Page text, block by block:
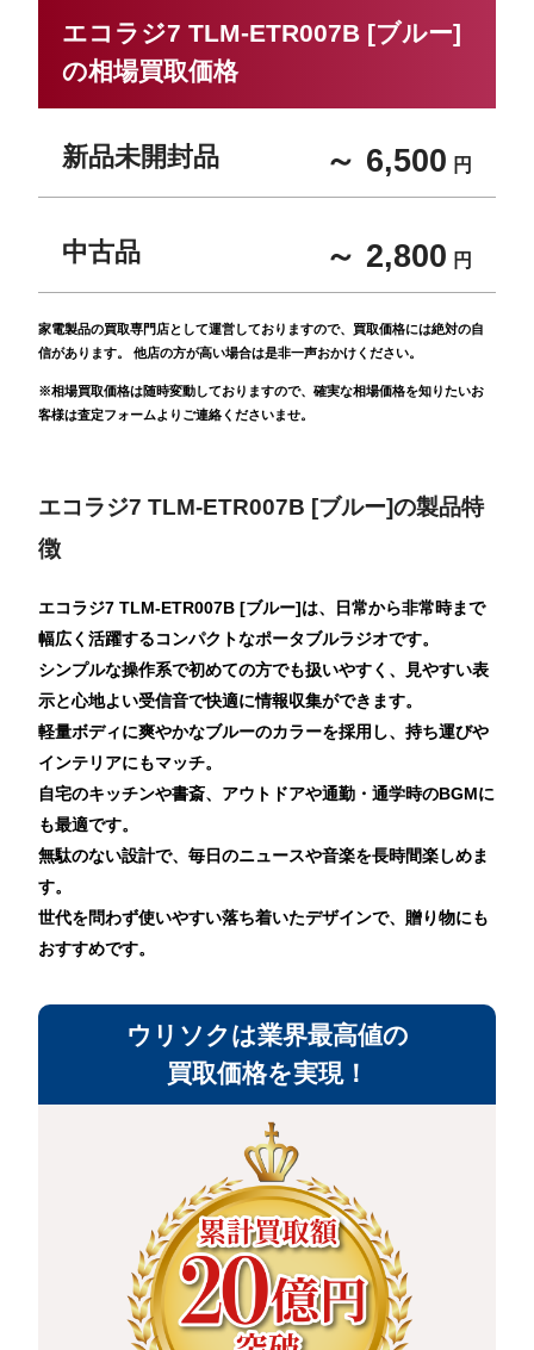
エコラジ7 TLM-ETR007B [ブルー]
の相場買取価格
新品未開封品 ～ 6,500 円
中古品 ～ 2,800 円
家電製品の買取専門店として運営しておりますので、買取価格には絶対の自
信があります。 他店の方が高い場合は是非一声おかけください。
※相場買取価格は随時変動しておりますので、確実な相場価格を知りたいお
客様は査定フォームよりご連絡くださいませ。
エコラジ7 TLM-ETR007B [ブルー]の製品特
徴
エコラジ7 TLM-ETR007B [ブルー]は、日常から非常時まで
幅広く活躍するコンパクトなポータブルラジオです。
シンプルな操作系で初めての方でも扱いやすく、見やすい表
示と心地よい受信音で快適に情報収集ができます。
軽量ボディに爽やかなブルーのカラーを採用し、持ち運びや
インテリアにもマッチ。
自宅のキッチンや書斎、アウトドアや通勤・通学時のBGMに
も最適です。
無駄のない設計で、毎日のニュースや音楽を長時間楽しめま
す。
世代を問わず使いやすい落ち着いたデザインで、贈り物にも
おすすめです。
ウリソクは業界最高値の
買取価格を実現！